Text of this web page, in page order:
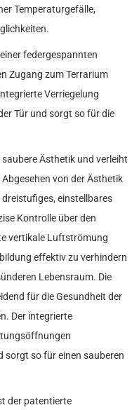
Temperaturgefälle,
federgespannten
Zugang zum Terrarium
Verriegelung
Tür und sorgt so für die
Ästhetik und verleiht
von der Ästhetik
einstellbares
Kontrolle über den
vertikale Luftströmung
effektiv zu verhindern
Lebensraum. Die
für die Gesundheit der
Der integrierte
sorgt so für einen sauberen
der patentierte